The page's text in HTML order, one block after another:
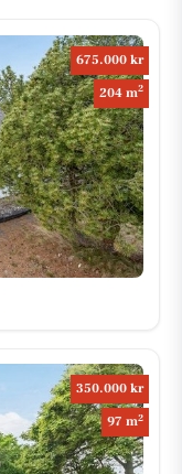
675.000 kr
204 m2
350.000 kr
97 m2